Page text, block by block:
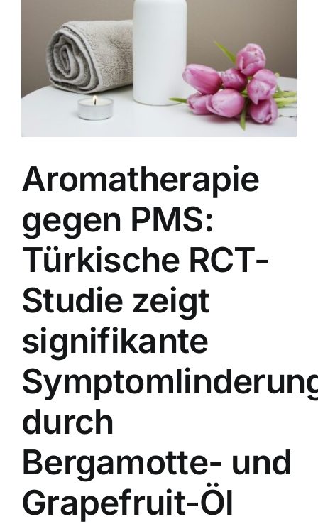
Aromatherapie
gegen PMS:
Türkische RCT-
Studie zeigt
signifikante
durch
Bergamotte- und
Grapefruit-Öl